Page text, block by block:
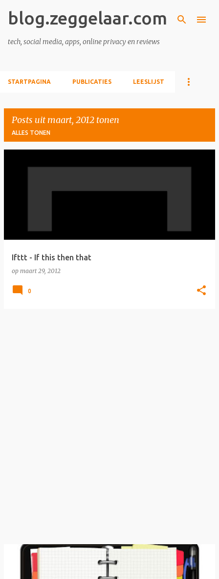
Doorgaan naar hoofdcontent
blog.zeggelaar.com
tech, social media, apps, online privacy en reviews
STARTPAGINA PUBLICATIES LEESLIJST
Posts uit maart, 2012 tonen
ALLES TONEN
Ifttt - If this then that
op maart 29, 2012
0